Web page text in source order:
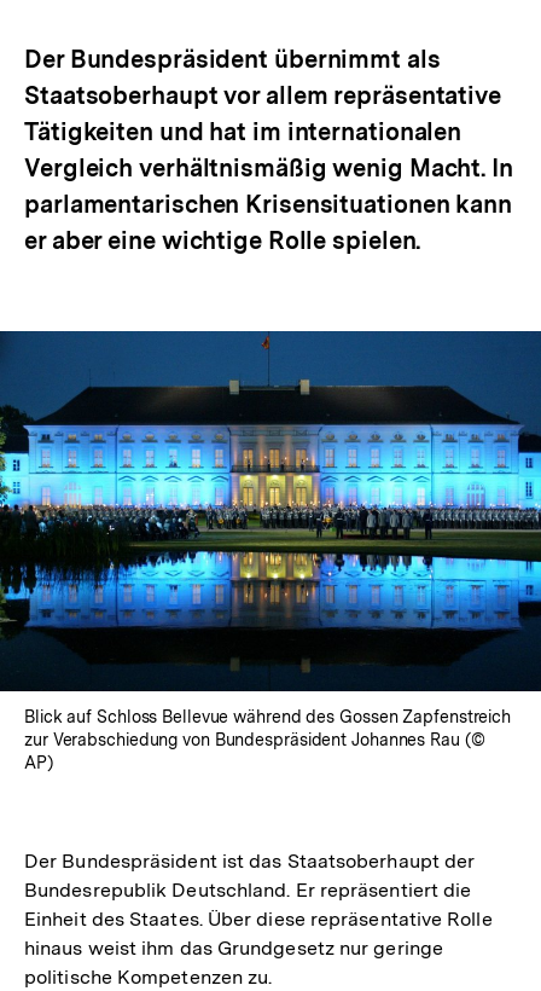
Der Bundespräsident übernimmt als
Staatsoberhaupt vor allem repräsentative
Tätigkeiten und hat im internationalen
Vergleich verhältnismäßig wenig Macht. In
parlamentarischen Krisensituationen kann
er aber eine wichtige Rolle spielen.
Blick auf Schloss Bellevue während des Gossen Zapfenstreich
zur Verabschiedung von Bundespräsident Johannes Rau (©
AP)
Der Bundespräsident ist das Staatsoberhaupt der
Bundesrepublik Deutschland. Er repräsentiert die
Einheit des Staates. Über diese repräsentative Rolle
hinaus weist ihm das Grundgesetz nur geringe
politische Kompetenzen zu.